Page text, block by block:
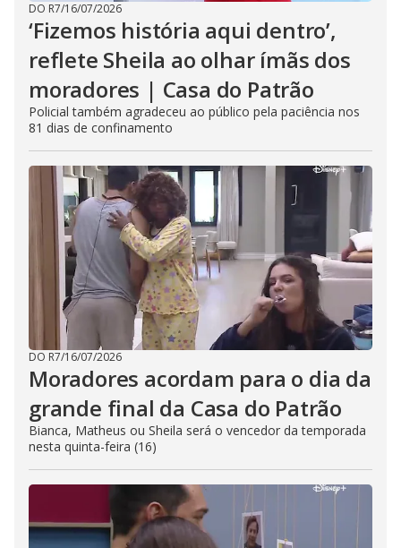
DO R7/16/07/2026
‘Fizemos história aqui dentro’,
reflete Sheila ao olhar ímãs dos
moradores | Casa do Patrão
Policial também agradeceu ao público pela paciência nos
81 dias de confinamento
DO R7/16/07/2026
Moradores acordam para o dia da
grande final da Casa do Patrão
Bianca, Matheus ou Sheila será o vencedor da temporada
nesta quinta-feira (16)